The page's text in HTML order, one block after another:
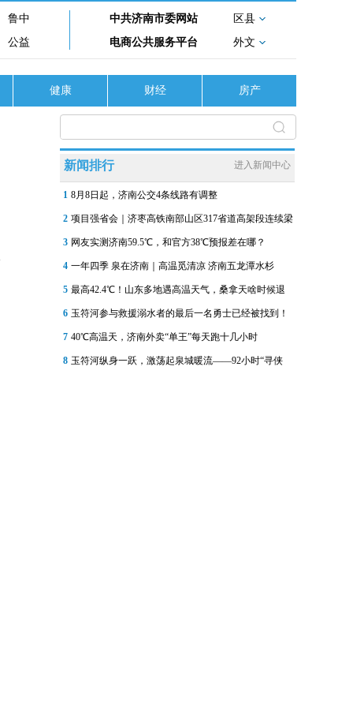
鲁中
公益
中共济南市委网站
区县
电商公共服务平台
外文
健康 财经 房产
新闻排行 进入新闻中心
1 8月8日起，济南公交4条线路有调整
2 项目强省会｜济枣高铁南部山区317省道高架段连续梁
3 网友实测济南59.5℃，和官方38℃预报差在哪？
4 一年四季 泉在济南｜高温觅清凉 济南五龙潭水杉
5 最高42.4℃！山东多地遇高温天气，桑拿天啥时候退
6 玉符河参与救援溺水者的最后一名勇士已经被找到！
7 40℃高温天，济南外卖“单王”每天跑十几小时
8 玉符河纵身一跃，激荡起泉城暖流——92小时“寻侠